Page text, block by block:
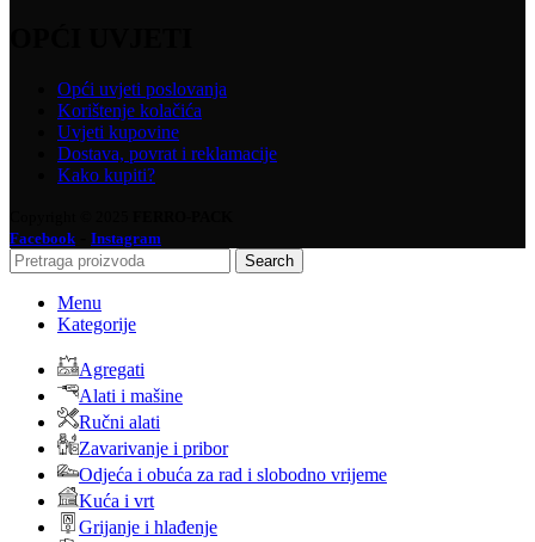
Opći uvjeti poslovanja
Korištenje kolačića
Uvjeti kupovine
Dostava, povrat i reklamacije
Kako kupiti?
Facebook
Instagram
Search
Menu
Kategorije
Agregati
Alati i mašine
Ručni alati
Zavarivanje i pribor
Odjeća i obuća za rad i slobodno vrijeme
Kuća i vrt
Grijanje i hlađenje